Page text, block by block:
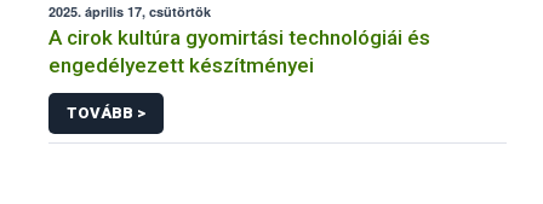
2025. április 17, csütörtök
A cirok kultúra gyomirtási technológiái és
engedélyezett készítményei
TOVÁBB >